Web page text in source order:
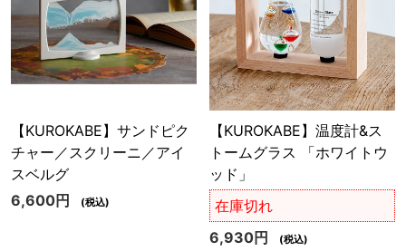
【KUROKABE】サンドピク
チャー／スクリーニ／アイ
スベルグ
6,600円
(税込)
【KUROKABE】温度計&ス
トームグラス 「ホワイトウ
ッド」
在庫切れ
6,930円
(税込)